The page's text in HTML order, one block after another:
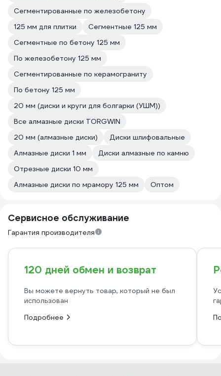
Сегментированные по железобетону
125 мм для плитки
Сегментные 125 мм
Сегментные по бетону 125 мм
По железобетону 125 мм
Сегментированные по керамограниту
По бетону 125 мм
20 мм (диски и круги для болгарки (УШМ))
Все алмазные диски TORGWIN
20 мм (алмазные диски)
Диски шлифовальные
Алмазные диски 1 мм
Диски алмазные по камню
Отрезные диски 10 мм
Алмазные диски по мрамору 125 мм
Оптом
Сервисное обслуживание
Гарантия производителя
120 дней обмен и возврат
Вы можете вернуть товар, который не был
использован
Подробнее